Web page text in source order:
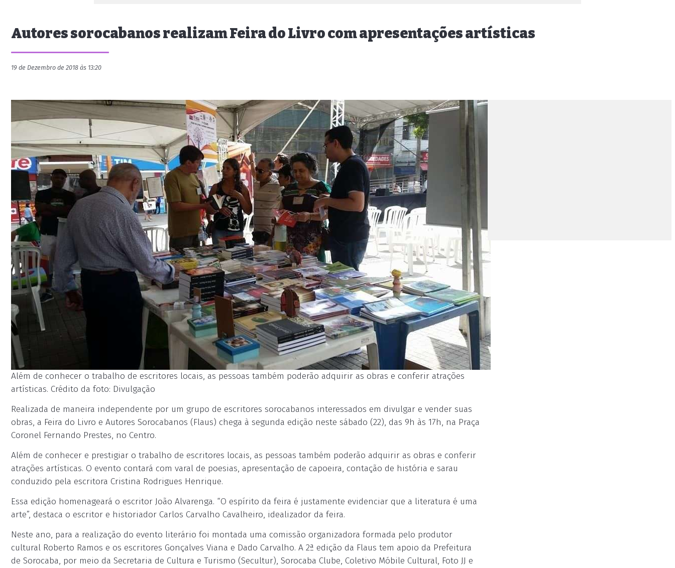
Autores sorocabanos realizam Feira do Livro com apresentações artísticas
19 de Dezembro de 2018 às 13:20
Além de conhecer o trabalho de escritores locais, as pessoas também poderão adquirir as obras e conferir atrações
artísticas. Crédito da foto: Divulgação
Realizada de maneira independente por um grupo de escritores sorocabanos interessados em divulgar e vender suas
obras, a Feira do Livro e Autores Sorocabanos (Flaus) chega à segunda edição neste sábado (22), das 9h às 17h, na Praça
Coronel Fernando Prestes, no Centro.
Além de conhecer e prestigiar o trabalho de escritores locais, as pessoas também poderão adquirir as obras e conferir
atrações artísticas. O evento contará com varal de poesias, apresentação de capoeira, contação de história e sarau
conduzido pela escritora Cristina Rodrigues Henrique.
Essa edição homenageará o escritor João Alvarenga. “O espírito da feira é justamente evidenciar que a literatura é uma
arte”, destaca o escritor e historiador Carlos Carvalho Cavalheiro, idealizador da feira.
Neste ano, para a realização do evento literário foi montada uma comissão organizadora formada pelo produtor
cultural Roberto Ramos e os escritores Gonçalves Viana e Dado Carvalho. A 2ª edição da Flaus tem apoio da Prefeitura
de Sorocaba, por meio da Secretaria de Cultura e Turismo (Secultur), Sorocaba Clube, Coletivo Móbile Cultural, Foto JJ e